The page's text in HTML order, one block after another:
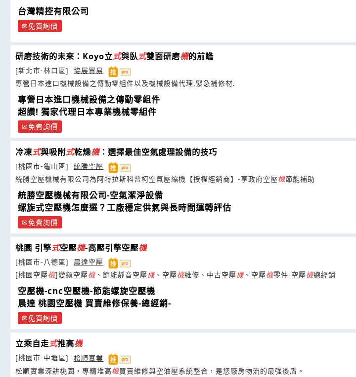
台灣精控有限公司
免費詢價
研磨技術的未來：Koyo立式與臥式雙面研磨機的前瞻
[新北市-林口區]
協展貿易
專營日本進口機械設備之傳動零組件以及機械設備代理,緊急補修材.
專營日本進口機械設備之傳動零組件
超讚! 獨家代理日本專業機械零組件
免費詢價
冷凍式與吸附式乾燥機：選擇最佳空氣處理設備的技巧
[桃園市-龜山區]
統勝空壓
統勝空壓機械有限公司為阿特拉斯科普柯空氣壓縮機【授權經銷商】-享政府空壓機節能補助
統勝空壓機械有限公司-空氣潔淨設備
螺旋式空壓機怎麼選？工廠穩定供氣與長時間運轉評估
免費詢價
桃園 引擎式空壓機-高壓引擎空壓機
[桃園市-八德區]
晨達空壓
[桃園空壓機]變頻空壓機 、節能靜音空壓機 、空壓機維修、中古空壓機 、空壓機零件-空壓機總經銷
空壓機-cnc空壓機-節能螺旋空壓機
晨達 桃園空壓機 買賣維修保養-總經銷-
免費詢價
立乘自走式推高機
[桃園市-中壢區]
松順實業
松順實業深耕桃園，專精堆高機買賣維修與空油壓系統整合，是您廠房物流的最強後盾。